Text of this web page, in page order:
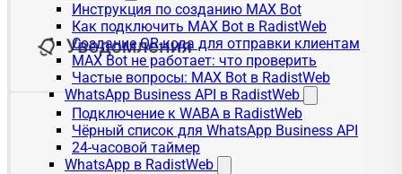
Инструкция по созданию MAX Bot
Как подключить MAX Bot в RadistWeb
Создание QR-кода для отправки клиентам
MAX Bot не работает: что проверить
Частые вопросы: MAX Bot в RadistWeb
WhatsApp Business API в RadistWeb
Подключение к WABA в RadistWeb
Чёрный список для WhatsApp Business API
24-часовой таймер
WhatsApp в RadistWeb